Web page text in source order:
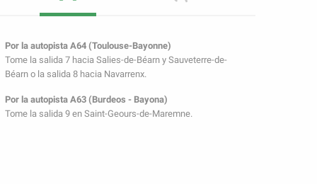
Por la autopista A64 (Toulouse-Bayonne)
Tome la salida 7 hacia Salies-de-Béarn y Sauveterre-de-
Béarn o la salida 8 hacia Navarrenx.
Por la autopista A63 (Burdeos - Bayona)
Tome la salida 9 en Saint-Geours-de-Maremne.